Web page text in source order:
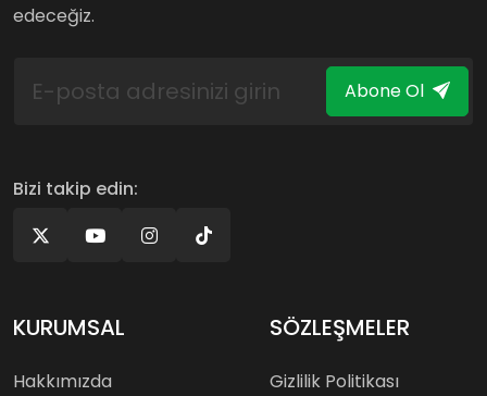
edeceğiz.
Abone Ol
Bizi takip edin:
KURUMSAL
Hakkımızda
SÖZLEŞMELER
Gizlilik Politikası